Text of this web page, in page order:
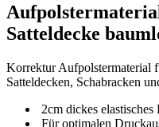
Satteldecke
Korrektur Aufpolstermaterial
Satteldecken, Schabracken
2cm dickes
Für optimalen